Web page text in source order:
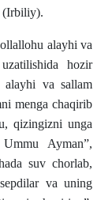
(Irbiliy).
alayhi va
hozir
alayhi va sallam
menga chaqirib
qizingizni unga
Ayman”,
suv chorlab,
va uning